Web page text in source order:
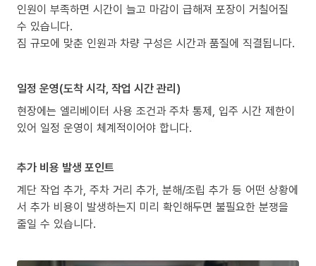
인원이 부족하면 시간이 늘고 마감이 급해져 포장이 거칠어질
수 있습니다.
짐 규모에 맞춘 인원과 차량 구성은 시간과 품질에 직결됩니다.
일정 운영(도착 시각, 작업 시간 관리)
현장에는 엘리베이터 사용 조건과 주차 통제, 입주 시간 제한이
있어 일정 운영이 체계적이어야 합니다.
추가 비용 발생 포인트
계단 작업 추가, 주차 거리 추가, 분해/조립 추가 등 어떤 상황에
서 추가 비용이 발생하는지 미리 확인해두면 불필요한 분쟁을
줄일 수 있습니다.